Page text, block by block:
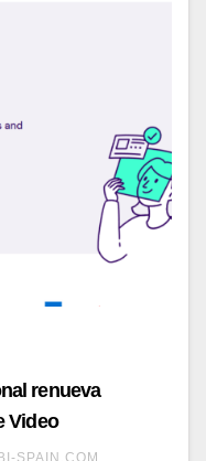
renueva
Video
SPAIN.COM